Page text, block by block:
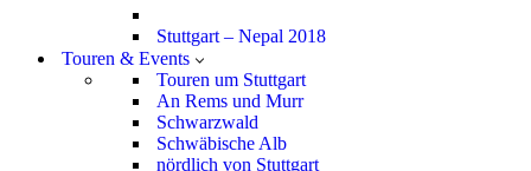
Stuttgart – Nepal 2018
Touren & Events
Touren um Stuttgart
An Rems und Murr
Schwarzwald
Schwäbische Alb
nördlich von Stuttgart